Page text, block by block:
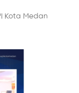
Kota Medan